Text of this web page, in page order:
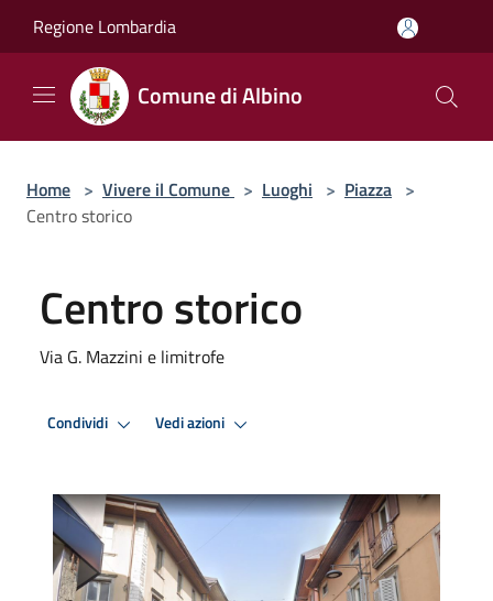
Regione Lombardia
Comune di Albino
Home > Vivere il Comune > Luoghi > Piazza >
Centro storico
Centro storico
Via G. Mazzini e limitrofe
Condividi Vedi azioni